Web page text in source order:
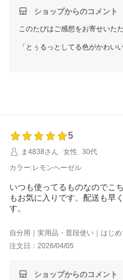
ショップからのコメント
このたびはご感想をお寄せいた
「とぅるっとしてる色がかわい
た。色のバリエーションにご興
ぜひ、他の色もご検討いただけ
5
ま4838さん
女性
30代
カラー:レモンヘーゼル
いつも使ってるものなのでこ
もお気に入りです。配送も早
す。
自分用｜実用品・普段使い｜はじめ
注文日：2026/04/05
ショップからのコメント